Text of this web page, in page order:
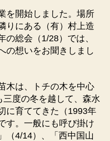
を開始しました。場所
りにある（有）村上造
の総会（1/28）では、
の想いをお聞きしまし
木は、トチの木を中心
度の冬を越して、森水
に育ててきた（1993年
す。一般にも呼び掛け
（4/14）、「西中国山